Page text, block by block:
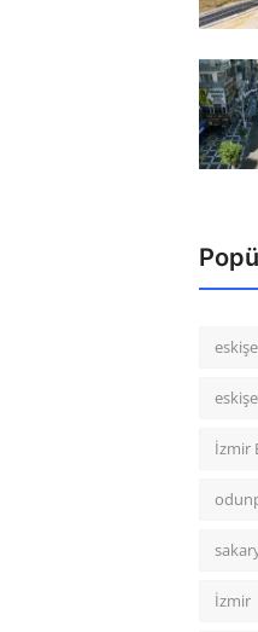
İzmir
İzmir